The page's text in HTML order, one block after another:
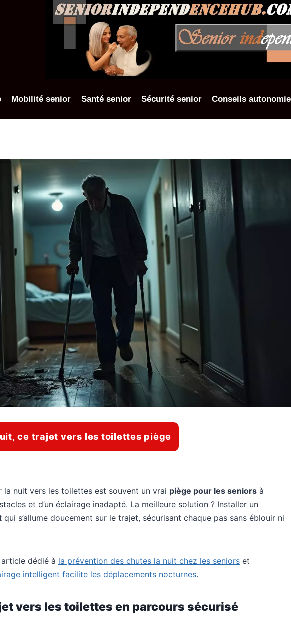
Mobilité senior Santé senior Sécurité senior Conseils autonomie
ce trajet vers les toilettes piège
la nuit vers les toilettes est souvent un vrai piège pour les seniors à
et d’un éclairage inadapté. La meilleure solution ? Installer un
qui s’allume doucement sur le trajet, sécurisant chaque pas sans éblouir ni
dédié à la prévention des chutes la nuit chez les seniors et
intelligent facilite les déplacements nocturnes.
vers les toilettes en parcours sécurisé